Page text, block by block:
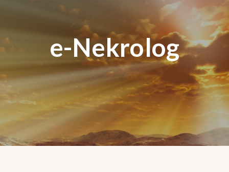
e-Nekrolog